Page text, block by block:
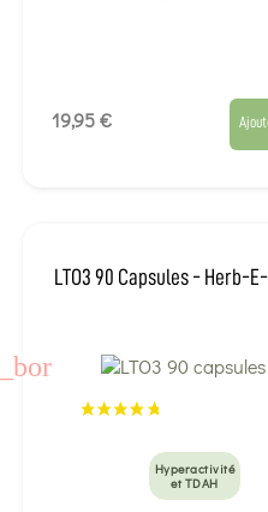
19,95 €
LTO3 90 Capsules - Herb-
Hyperactivité
et TDAH